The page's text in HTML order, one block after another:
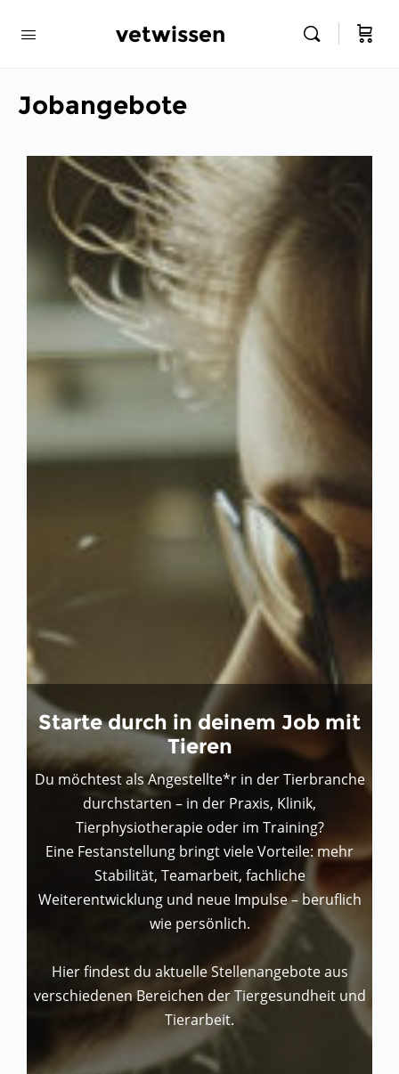
vetwissen
Jobangebote
Starte durch in deinem Job mit
Tieren
Du möchtest als Angestellte*r in der Tierbranche
durchstarten – in der Praxis, Klinik,
Tierphysiotherapie oder im Training?
Eine Festanstellung bringt viele Vorteile: mehr
Stabilität, Teamarbeit, fachliche
Weiterentwicklung und neue Impulse – beruflich
wie persönlich.
Hier findest du aktuelle Stellenangebote aus
verschiedenen Bereichen der Tiergesundheit und
Tierarbeit.